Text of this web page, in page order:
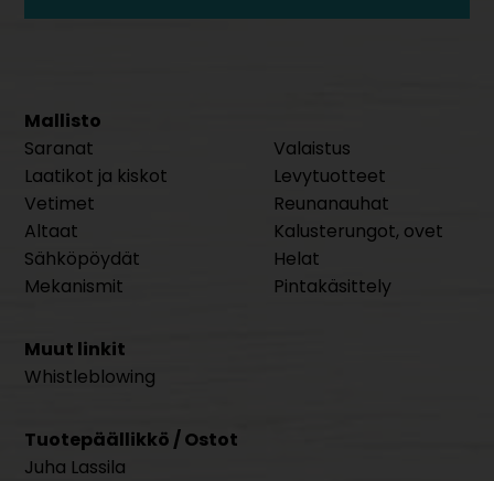
Mallisto
Saranat
Laatikot ja kiskot
Vetimet
Altaat
Sähköpöydät
Mekanismit
Valaistus
Levytuotteet
Reunanauhat
Kalusterungot, ovet
Helat
Pintakäsittely
Muut linkit
Whistleblowing
Tuotepäällikkö / Ostot
Juha Lassila